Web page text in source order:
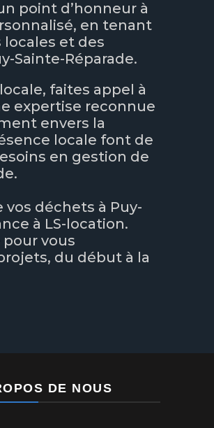
point d’honneur à
en tenant
et des
Sainte-Réparade.
faites appel à
expertise reconnue
envers la
locale font de
en gestion de
déchets à Puy-
à LS-location.
vous
du début à la
DE NOUS